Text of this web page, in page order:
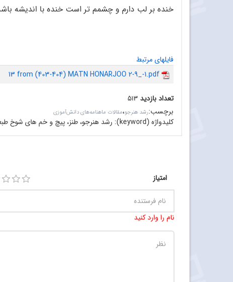
خنده بر لب دارم و چشمم تر است خنده با اندیشه
فایلهای مرتبط
13 from (403-404) MATN HONARJOO 2-9_-1.pdf
تعداد بازدید ۵۱۳
برچسب:رشد هنرجو،مقالات ماهنامه‌های دانش‌آموزی
کلیدواژه (keyword): رشد هنرجو، طنز، پیچ و خم های شوخ
امتیاز
نام را وارد کنید